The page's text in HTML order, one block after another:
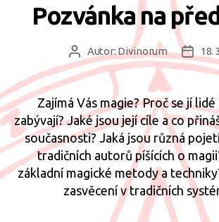
Pozvánka na
Autor
příspěvku
Autor: Divinorum
Datum
18.
Zajímá Vás magie? Proč se jí
zabývají? Jaké jsou její cíle a co
současnosti? Jaká jsou různá
tradičních autorů píšících o
základní magické metody a
zasvěcení v tradičních